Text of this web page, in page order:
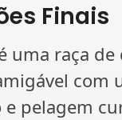
Finais
uma raça
com
e pelagem